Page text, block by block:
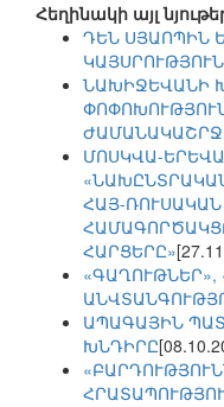
Հեղինակի այլ
ԴԵՆ ՍՅԱՈՊԻՆ
ՆԱԽԻՋԵՎԱՆԻ
ՄՈՍԿՎԱ-
ՀԱՅ-
ՀԱՐՑԵՐԸ»
«ԳԱՂՈՒԹՆԵՐ»,
ԱՊԱԳԱՅԻՆ
ԽՆԴԻՐԸ